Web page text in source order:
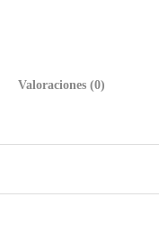
Valoraciones (0)